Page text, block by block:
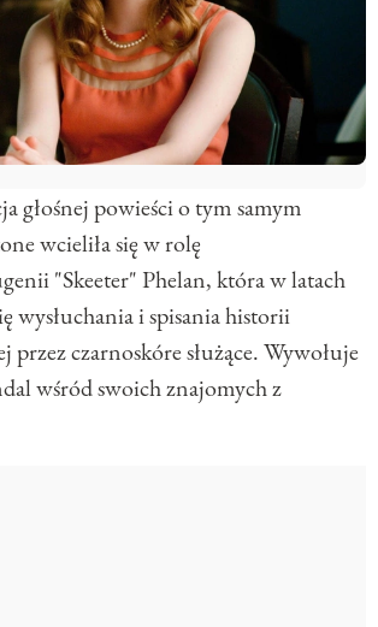
głośnej powieści o tym samym
wcieliła się w rolę
"Skeeter" Phelan, która w latach
wysłuchania i spisania historii
przez czarnoskóre służące. Wywołuje
wśród swoich znajomych z